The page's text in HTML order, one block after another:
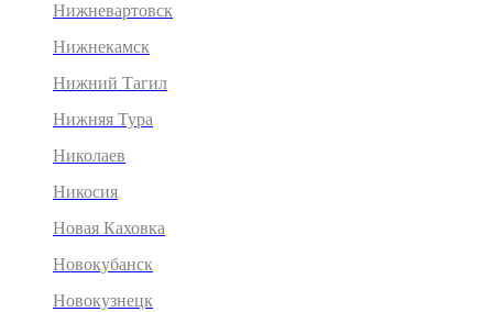
Нижневартовск
Нижнекамск
Нижний Тагил
Нижняя Тура
Николаев
Никосия
Новая Каховка
Новокубанск
Новокузнецк